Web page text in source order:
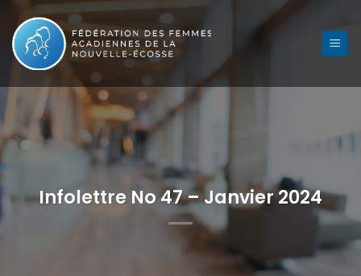
to
content
Infolettre No 47 – Janvier 2024